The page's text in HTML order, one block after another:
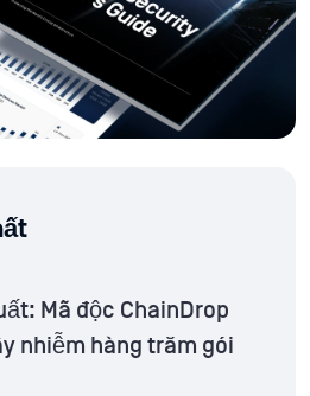
Mã độc ChainDrop
nhiễm hàng trăm gói